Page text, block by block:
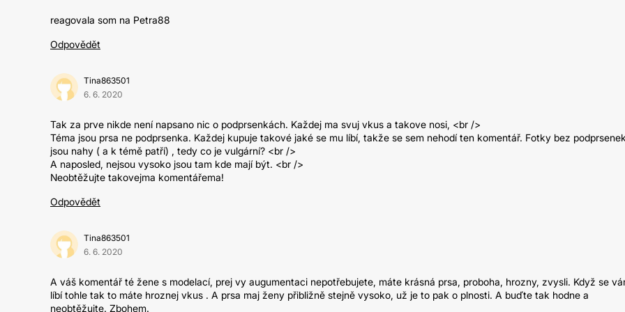
reagovala som na Petra88
Odpovědět
Tina863501
6. 6. 2020
Tak za prve nikde není napsano nic o podprsenkách. Každej ma svuj vkus a takove nosi, <br />
Téma jsou prsa ne podprsenka. Každej kupuje takové jaké se mu líbí, takže se sem nehodí ten komentář. Fotky bez
jsou nahy ( a k témě patří) , tedy co je vulgární? <br />
A naposled, nejsou vysoko jsou tam kde mají být. <br />
Neobtěžujte takovejma komentářema!
Odpovědět
Tina863501
6. 6. 2020
A váš komentář té žene s modelací, prej vy augumentaci nepotřebujete, máte krásná prsa, proboha, hrozny, zvysli. Když se
líbí tohle tak to máte hroznej vkus . A prsa maj ženy přibližně stejně vysoko, už je to pak o plnosti. A buďte tak hodne a
neobtěžujte. Zbohem.